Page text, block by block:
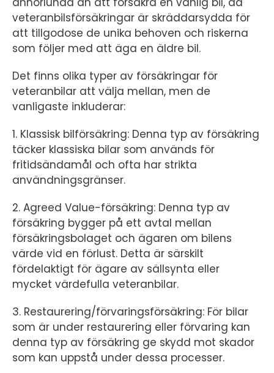
veteranbilsförsäkringar är skräddarsydda för
att tillgodose de unika behoven och riskerna
som följer med att äga en äldre bil.
Det finns olika typer av försäkringar för
veteranbilar att välja mellan, men de
vanligaste inkluderar:
1. Klassisk bilförsäkring: Denna typ av försäkring
täcker klassiska bilar som används för
fritidsändamål och ofta har strikta
användningsgränser.
2. Agreed Value-försäkring: Denna typ av
försäkring bygger på ett avtal mellan
försäkringsbolaget och ägaren om bilens
värde vid en förlust. Detta är särskilt
fördelaktigt för ägare av sällsynta eller
mycket värdefulla veteranbilar.
3. Restaurering/förvaringsförsäkring: För bilar
som är under restaurering eller förvaring kan
denna typ av försäkring ge skydd mot skador
som kan uppstå under dessa processer.